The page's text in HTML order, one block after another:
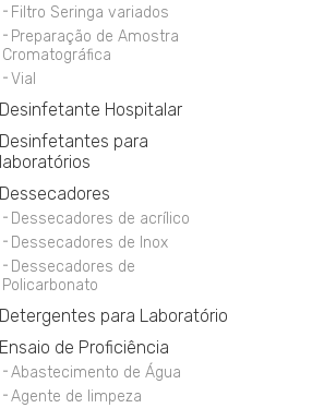
Filtro Seringa variados
Preparação de Amostra
Cromatográfica
Vial
Desinfetante Hospitalar
Desinfetantes para
laboratórios
Dessecadores
Dessecadores de acrílico
Dessecadores de Inox
Dessecadores de
Policarbonato
Detergentes para Laboratório
Ensaio de Proficiência
Abastecimento de Água
Agente de limpeza